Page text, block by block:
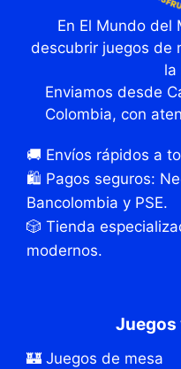
En El Mundo del
descubrir juegos de
la
Enviamos desde
Colombia, con
🚚 Envíos rápidos a
🛍️ Pagos seguros:
Bancolombia y PSE.
🎲 Tienda
modernos.
Juegos
🏰 Juegos de mesa